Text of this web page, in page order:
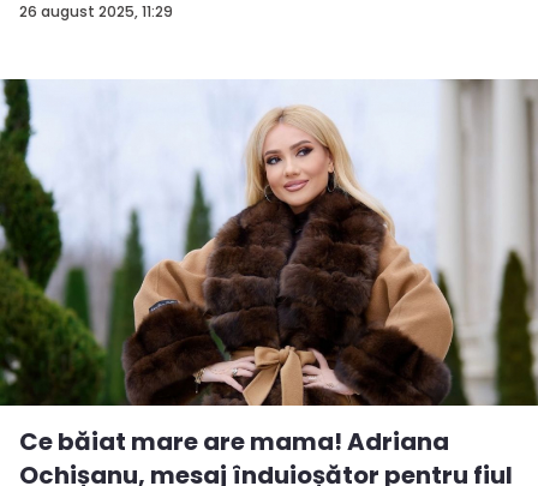
26 august 2025, 11:29
Ce băiat mare are mama! Adriana
Ochișanu, mesaj înduioșător pentru fiul